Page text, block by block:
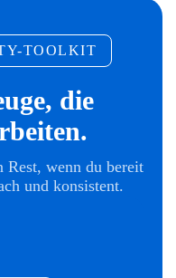
TOOLKIT
die
Rest, wenn du bereit
und konsistent.